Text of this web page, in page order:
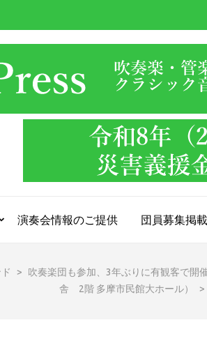
演奏会情報のご提供 団員募集掲
>
吹奏楽団も参加、3年ぶりに有観客で
舎 2階 多摩市民館大ホール）
>